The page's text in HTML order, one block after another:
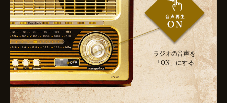
ラジオの音声を
「ON」にする